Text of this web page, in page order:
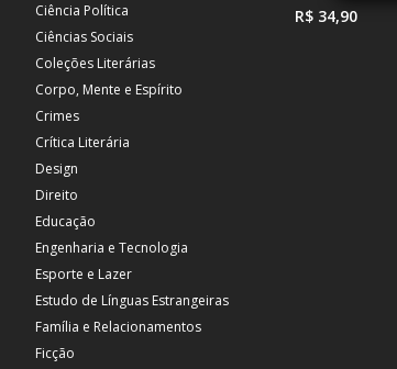
Ciência Política
Ciências Sociais
Coleções Literárias
Corpo, Mente e Espírito
Crimes
Crítica Literária
Design
Direito
Educação
Engenharia e Tecnologia
Esporte e Lazer
Estudo de Línguas Estrangeiras
Família e Relacionamentos
Ficção
R$ 34,90